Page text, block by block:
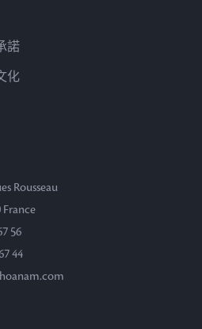
諾
化
Rousseau
France
56
44